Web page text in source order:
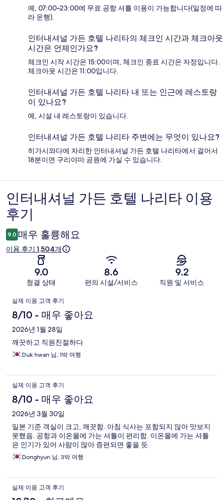
예, 07:00~23:00에 무료 공항 셔틀 이용이 가능합니다(일정에 따
라 운행).
인터내셔널 가든 호텔 나리타의 체크인 시간과 체크아웃
시간은 언제인가요?
체크인 시작 시간은 15:00이며, 체크인 종료 시간은 자정입니다.
체크아웃 시간은 11:00입니다.
인터내셔널 가든 호텔 나리타 내 또는 인근에 레스토랑
이 있나요?
예, 시설 내 레스토랑이 있습니다.
인터내셔널 가든 호텔 나리타 주변에는 무엇이 있나요?
히가시와다에 자리한 인터내셔널 가든 호텔 나리타에서 걸어서
18분이면 구리야마 공원에 가실 수 있습니다.
이
용
후
기
인터내셔널 가든 호텔 나리타 이용
후기
9.0 매우 훌륭해요
이용 후기 1,504개
9.0
청결 상태
8.6
편의 시설/서비스
9.2
직원 및 서비스
이
용
후
기
실제 이용 고객 후기
8/10 - 매우 좋아요
2026년 1월 28일
깨끗하고 직원친절하다
Duk hwan 님, 1박 여행
실제 이용 고객 후기
8/10 - 매우 좋아요
2026년 3월 30일
일본 기준 객실이 크고, 깨끗함. 아침 식사는 포함되지 않아 맛보지
못했음. 공항과 이온몰에 가는 셔틀이 편리함. 이온몰에 가는 셔틀
은 인기가 있어 사람이 많아 증편되면 좋을 듯.
Donghyun 님, 3박 여행
실제 이용 고객 후기